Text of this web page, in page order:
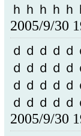
ｈｈｈｈｈ
2005/9/30
ｄｄｄｄ
ｄｄｄｄ
ｄｄｄｄ
ｄｄｄｄ
2005/9/30